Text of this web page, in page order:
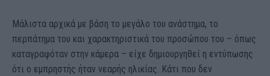
Μάλιστα αρχικά με βάση το μεγάλο του ανάστημα, το
περπάτημα του και χαρακτηριστικά του προσώπου του – όπως
καταγραφόταν στην κάμερα – είχε δημιουργηθεί η εντύπωσης
ότι ο εμπρηστής ήταν νεαρής ηλικίας. Κάτι που δεν